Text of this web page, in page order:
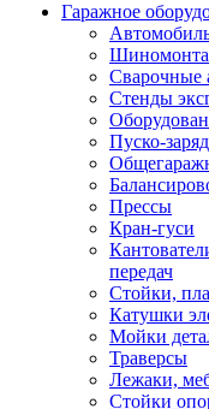
Гаражное
Сварочные
Стенды
Пуско-
Прессы
Кран-гуси
передач
Стойки,
Катушки
Мойки
Траверсы
Лежаки,
Стойки